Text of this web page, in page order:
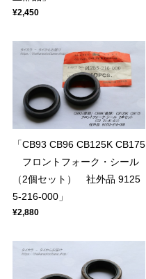
¥2,450
「CB93 CB96 CB125K CB175
フロントフォーク・シール
（2個セット） 社外品 9125
5-216-000」
¥2,880